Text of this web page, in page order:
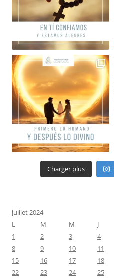
Charger plus
juillet 2024
L
M M J
1
2 3 4
8
9 10 11
15
16 17 18
22
23 24 25